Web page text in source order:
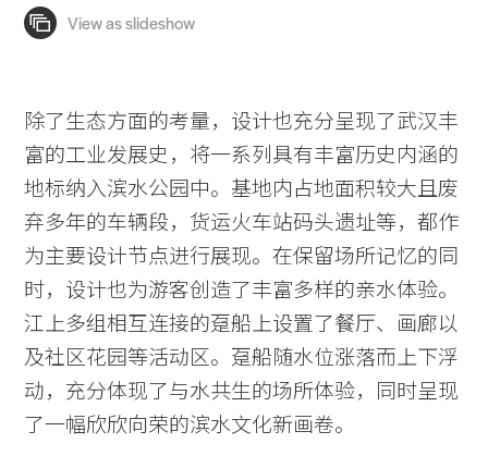
除了生态方面的考量，设计也充分呈现了武汉丰
富的工业发展史，将一系列具有丰富历史内涵的
地标纳入滨水公园中。基地内占地面积较大且废
弃多年的车辆段，货运火车站码头遗址等，都作
为主要设计节点进行展现。在保留场所记忆的同
时，设计也为游客创造了丰富多样的亲水体验。
江上多组相互连接的趸船上设置了餐厅、画廊以
及社区花园等活动区。趸船随水位涨落而上下浮
动，充分体现了与水共生的场所体验，同时呈现
了一幅欣欣向荣的滨水文化新画卷。